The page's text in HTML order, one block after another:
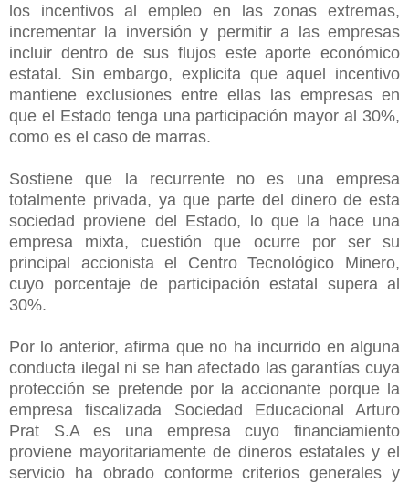
los incentivos al empleo en las zonas extremas,
incrementar la inversión y permitir a las empresas
incluir dentro de sus flujos este aporte económico
estatal. Sin embargo, explicita que aquel incentivo
mantiene exclusiones entre ellas las empresas en
que el Estado tenga una participación mayor al 30%,
como es el caso de marras.
Sostiene que la recurrente no es una empresa
totalmente privada, ya que parte del dinero de esta
sociedad proviene del Estado, lo que la hace una
empresa mixta, cuestión que ocurre por ser su
principal accionista el Centro Tecnológico Minero,
cuyo porcentaje de participación estatal supera al
30%.
Por lo anterior, afirma que no ha incurrido en alguna
conducta ilegal ni se han afectado las garantías cuya
protección se pretende por la accionante porque la
empresa fiscalizada Sociedad Educacional Arturo
Prat S.A es una empresa cuyo financiamiento
proviene mayoritariamente de dineros estatales y el
servicio ha obrado conforme criterios generales y